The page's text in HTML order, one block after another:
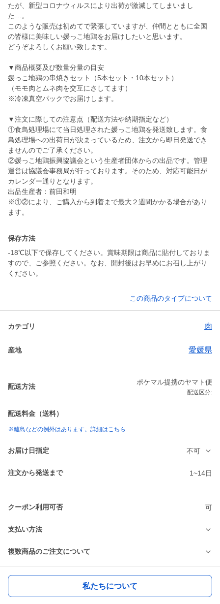
たが、新型コロナウィルスにより出荷が激減してしまいまし
た…。
このような販売は初めてで緊張していますが、仲間とともに全国
の皆様に美味しい媛っこ地鶏をお届けしたいと思います。
どうぞよろしくお願い致します。
▼商品概要及び数量分量の目安
媛っこ地鶏の串焼きセット（5本セット・10本セット）
（モモ肉とムネ肉を交互にさしてます）
※冷凍真空パックでお届けします。
▼注文に際しての注意点（配送方法や納期指定など）
①食鳥処理場にて当日処理された媛っこ地鶏を発送致します。食
鳥処理場への出荷日が決まっているため、注文から即日発送でき
ませんのでご了承ください。
②媛っこ地鶏振興協議会という生産者団体からの出品です。管理
運営は協議会事務局が行っております。そのため、対応可能日が
カレンダー通りとなります。
出品生産者：前田和明
※①②により、ご購入から到着まで最大２週間かかる場合があり
ます。
保存方法
-18℃以下で保存してください。賞味期限は商品に貼付しておりま
すので、ご参照ください。なお、開封後はお早めにお召し上がり
ください。
この商品のタイプについて
カテゴリ 肉
産地 愛媛県
配送方法
ポケマル提携のヤマト便
配送区分:
配送料金（送料）
※離島などの例外はあります。詳細はこちら
お届け日指定 不可
注文から発送まで 1~14日
クーポン利用可否 可
支払い方法
複数商品のご注文について
私たちについて